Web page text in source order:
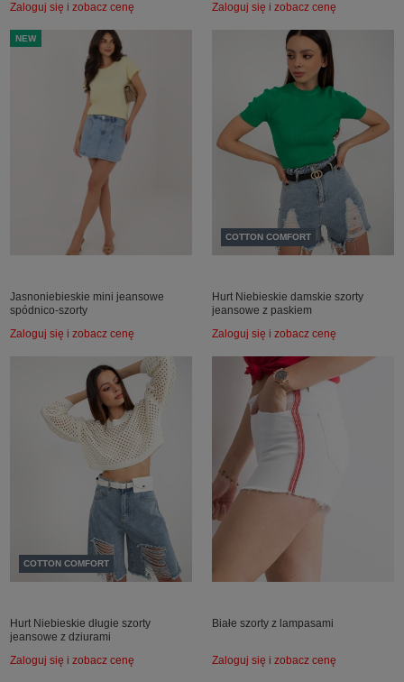
Zaloguj się i zobacz cenę Zaloguj się i zobacz cenę
NEW
Jasnoniebieskie mini jeansowe
spódnico-szorty
Zaloguj się i zobacz cenę
COTTON COMFORT
Hurt Niebieskie damskie szorty
jeansowe z paskiem
Zaloguj się i zobacz cenę
COTTON COMFORT
Hurt Niebieskie długie szorty
jeansowe z dziurami
Zaloguj się i zobacz cenę
Białe szorty z lampasami
Zaloguj się i zobacz cenę